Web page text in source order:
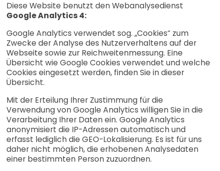
Diese Website benutzt den Webanalysedienst
Google Analytics 4:
Google Analytics verwendet sog. „Cookies“ zum
Zwecke der Analyse des Nutzerverhaltens auf der
Webseite sowie zur Reichweitenmessung. Eine
Übersicht wie Google Cookies verwendet und welche
Cookies eingesetzt werden, finden Sie in dieser
Übersicht.
Mit der Erteilung Ihrer Zustimmung für die
Verwendung von Google Analytics willigen Sie in die
Verarbeitung Ihrer Daten ein. Google Analytics
anonymisiert die IP-Adressen automatisch und
erfasst lediglich die GEO-Lokalisierung. Es ist für uns
daher nicht möglich, die erhobenen Analysedaten
einer bestimmten Person zuzuordnen.